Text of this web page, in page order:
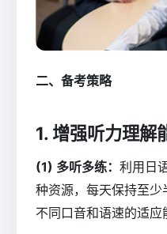
二、备考策略
1. 增强听力理解
(1) 多听多练： 利用日
种资源，每天保持至
不同口音和语速的适应